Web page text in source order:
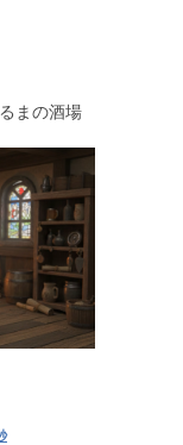
まの酒場